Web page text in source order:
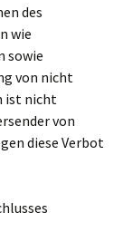
des
wie
sowie
von nicht
ist nicht
von
diese Verbot